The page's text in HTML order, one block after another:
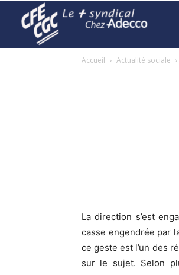
Accueil Actualité sociale
La direction s’est
casse engendrée par
ce geste est l’un des
sur le sujet. Selon